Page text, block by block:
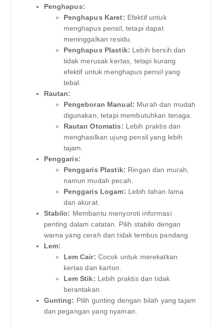
Penghapus:
Penghapus Karet: Efektif untuk
menghapus pensil, tetapi dapat
meninggalkan residu.
Penghapus Plastik: Lebih bersih dan
tidak merusak kertas, tetapi kurang
efektif untuk menghapus pensil yang
tebal.
Rautan:
Pengeboran Manual: Murah dan mudah
digunakan, tetapi membutuhkan tenaga.
Rautan Otomatis: Lebih praktis dan
menghasilkan ujung pensil yang lebih
tajam.
Penggaris:
Penggaris Plastik: Ringan dan murah,
namun mudah pecah.
Penggaris Logam: Lebih tahan lama
dan akurat.
Stabilo: Membantu menyoroti informasi
penting dalam catatan. Pilih stabilo dengan
warna yang cerah dan tidak tembus pandang.
Lem:
Lem Cair: Cocok untuk merekatkan
kertas dan karton.
Lem Stik: Lebih praktis dan tidak
berantakan.
Gunting: Pilih gunting dengan bilah yang tajam
dan pegangan yang nyaman.